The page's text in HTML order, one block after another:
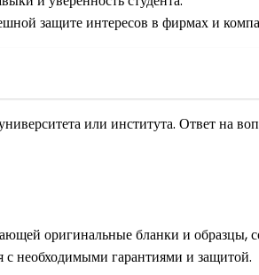
защите интересов в фирмах и
или института. Ответ на
оригинальные бланки и образцы,
с необходимыми гарантиями и защитой.